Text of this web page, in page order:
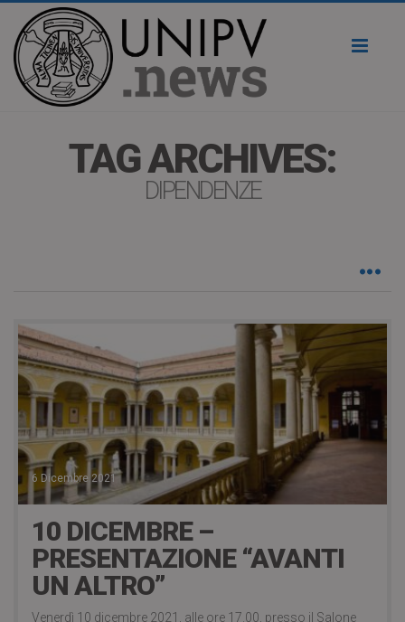
TAG ARCHIVES:
DIPENDENZE
6 Dicembre 2021
10 DICEMBRE –
PRESENTAZIONE “AVANTI
UN ALTRO”
Venerdì 10 dicembre 2021, alle ore 17.00, presso il Salone